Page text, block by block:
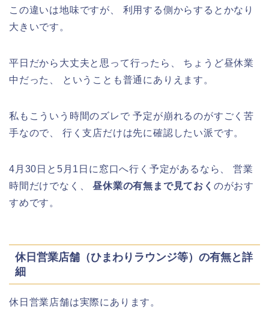
この違いは地味ですが、 利用する側からするとかなり
大きいです。
平日だから大丈夫と思って行ったら、 ちょうど昼休業
中だった、 ということも普通にありえます。
私もこういう時間のズレで 予定が崩れるのがすごく苦
手なので、 行く支店だけは先に確認したい派です。
4月30日と5月1日に窓口へ行く予定があるなら、 営業
時間だけでなく、昼休業の有無まで見ておく のがおす
すめです。
休日営業店舗（ひまわりラウンジ等）の有無と詳
細
休日営業店舗は実際にあります。